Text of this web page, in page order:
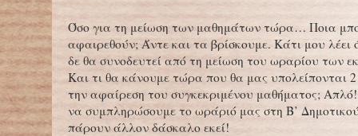
Όσο για τη μείωση των μαθημάτων τώρα… Ποια
αφαιρεθούν; Άντε και τα βρίσκουμε. Κάτι μου
δε θα συνοδευτεί από τη μείωση του ωραρίου των
Και τι θα κάνουμε τώρα που θα μας υπολείπονται
την αφαίρεση του συγκεκριμένου μαθήματος;
να συμπληρώσουμε το ωράριό μας στη Β’ Δημοτικού
πάρουν άλλον δάσκαλο εκεί!